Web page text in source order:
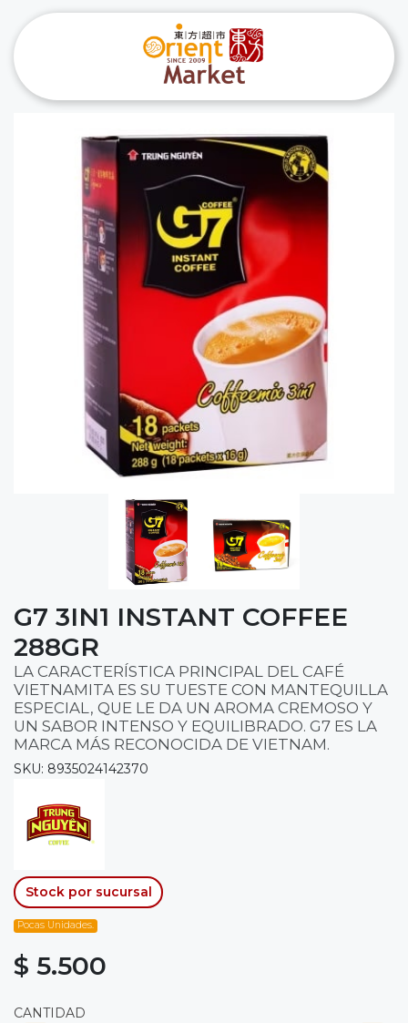
G7 3IN1 INSTANT COFFEE
288GR
LA CARACTERÍSTICA PRINCIPAL DEL CAFÉ
VIETNAMITA ES SU TUESTE CON MANTEQUILLA
ESPECIAL, QUE LE DA UN AROMA CREMOSO Y
UN SABOR INTENSO Y EQUILIBRADO. G7 ES LA
MARCA MÁS RECONOCIDA DE VIETNAM.
SKU: 8935024142370
Stock por sucursal
Pocas Unidades.
$ 5.500
CANTIDAD